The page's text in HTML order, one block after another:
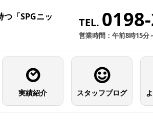
「SPGニッ
TEL.
営業時間：午前8時15分
実績紹介 スタッフブログ